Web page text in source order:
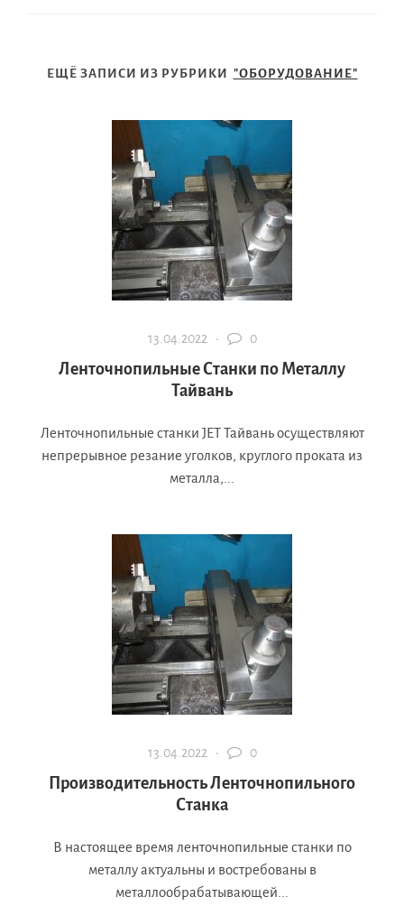
ЕЩЁ ЗАПИСИ ИЗ РУБРИКИ "ОБОРУДОВАНИЕ"
13.04.2022 · 0
Ленточнопильные Станки по Металлу
Тайвань
Ленточнопильные станки JET Тайвань осуществляют
непрерывное резание уголков, круглого проката из
металла,...
13.04.2022 · 0
Производительность Ленточнопильного
Станка
В настоящее время ленточнопильные станки по
металлу актуальны и востребованы в
металлообрабатывающей...